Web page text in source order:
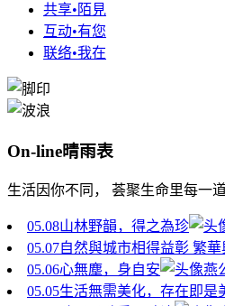
共享•陌見
互动•有您
联络•我在
On-line晴雨表
生活因你不同， 荟聚生命里每一
05.08山林野韻，得之為珍
05.07自然與城市相得益彰 繁
05.06心無塵，身自安
燕
05.05生活無需美化，存在即是